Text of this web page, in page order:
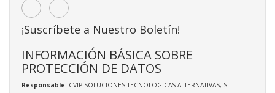
¡Suscríbete a Nuestro Boletín!
INFORMACIÓN BÁSICA SOBRE
PROTECCIÓN DE DATOS
Responsable: CVIP SOLUCIONES TECNOLOGICAS ALTERNATIVAS, S.L.